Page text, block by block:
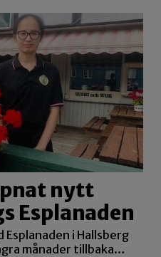
nytt
Esplanaden
Esplanaden i Hallsberg
månader tillbaka…